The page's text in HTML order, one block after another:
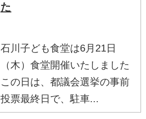
た
石川子ども食堂は6月21日
（木）食堂開催いたしました
この日は、都議会選挙の事前
投票最終日で、駐車...